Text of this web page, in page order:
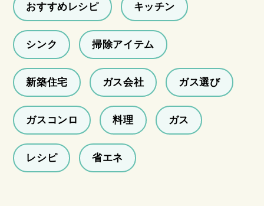
おすすめレシピ キッチン
シンク 掃除アイテム
新築住宅 ガス会社 ガス選び
ガスコンロ 料理 ガス
レシピ 省エネ